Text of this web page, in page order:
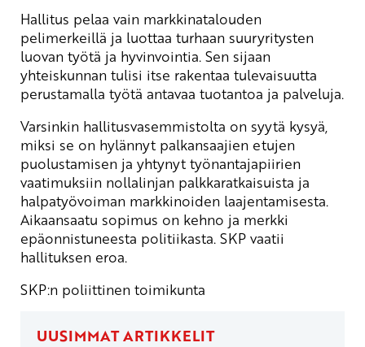
Hallitus pelaa vain markkinatalouden
pelimerkeillä ja luottaa turhaan suuryritysten
luovan työtä ja hyvinvointia. Sen sijaan
yhteiskunnan tulisi itse rakentaa tulevaisuutta
perustamalla työtä antavaa tuotantoa ja palveluja.
Varsinkin hallitusvasemmistolta on syytä kysyä,
miksi se on hylännyt palkansaajien etujen
puolustamisen ja yhtynyt työnantajapiirien
vaatimuksiin nollalinjan palkkaratkaisuista ja
halpatyövoiman markkinoiden laajentamisesta.
Aikaansaatu sopimus on kehno ja merkki
epäonnistuneesta politiikasta. SKP vaatii
hallituksen eroa.
SKP:n poliittinen toimikunta
UUSIMMAT ARTIKKELIT